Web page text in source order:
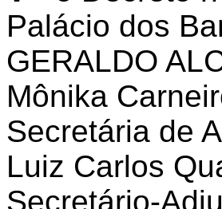
Palácio dos
GERALDO
Mônika
Secretária de
Luiz Carlos
Secretário-